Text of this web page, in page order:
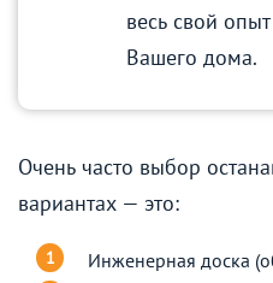
весь свой
Вашего дома.
Очень часто выбор
вариантах — это:
Инженерная доска